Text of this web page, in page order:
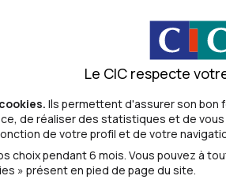
08h30 - 12h30
Fermé
Le CIC respecte
Ils permettent d'assurer son bon
de réaliser des statistiques et de
de votre profil et de votre
choix pendant 6 mois. Vous pouvez à
» présent en pied de page du site.